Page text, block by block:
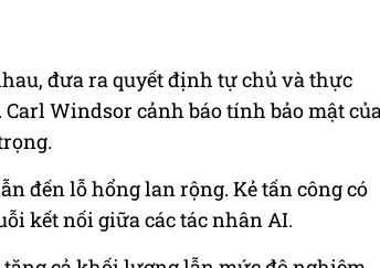
đưa ra quyết định tự chủ và thực
Windsor cảnh báo tính bảo mật
đến lỗ hổng lan rộng. Kẻ tấn công có
kết nối giữa các tác nhân AI.